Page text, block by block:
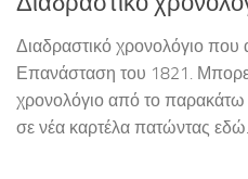
Διαδραστικό χρονολόγιο που
Επανάσταση του 1821.
χρονολόγιο από το παρακάτω
σε νέα καρτέλα πατώντας